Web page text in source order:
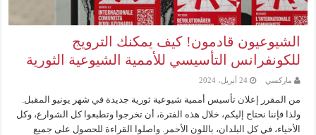
الشيوعيون قادمون! كيف يمكنك الترويج
للكونفرانس التأسيسي للأممية الشيوعية الثورية
ماركسي 24 أبريل، 2024
من المقرر إعلان تأسيس أممية شيوعية ثورية جديدة في شهر يونيو المقبل.
ولذا فإننا نحتاج إليكم، خلال هذه الفترة، أن تخرجوا وتطبعوا كل الشوارع، وكل
الأحياء، في كل البلدان، باللون الأحمر. واصلوا القراءة للحصول على جميع